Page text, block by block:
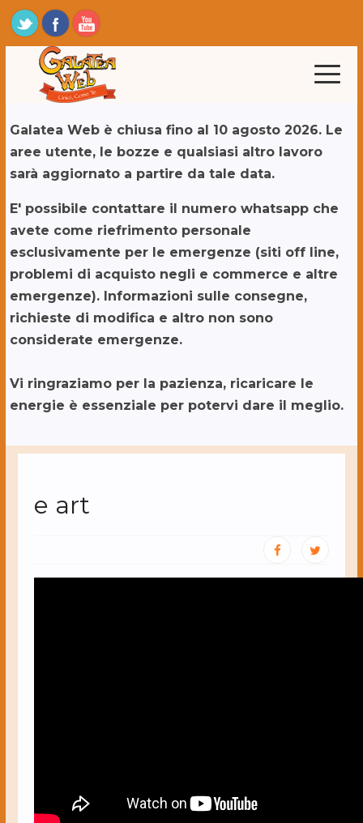
Galatea Web è chiusa fino al 10 agosto 2026. Le
aree utente, le bozze e qualsiasi altro lavoro
sarà aggiornato a partire da tale data.
E' possibile contattare il numero whatsapp che
avete come riefrimento personale
esclusivamente per le emergenze (siti off line,
problemi di acquisto negli e commerce e altre
emergenze). Informazioni sulle consegne,
richieste di modifica e altro non sono
considerate emergenze.
Vi ringraziamo per la pazienza, ricaricare le
energie è essenziale per potervi dare il meglio.
e art